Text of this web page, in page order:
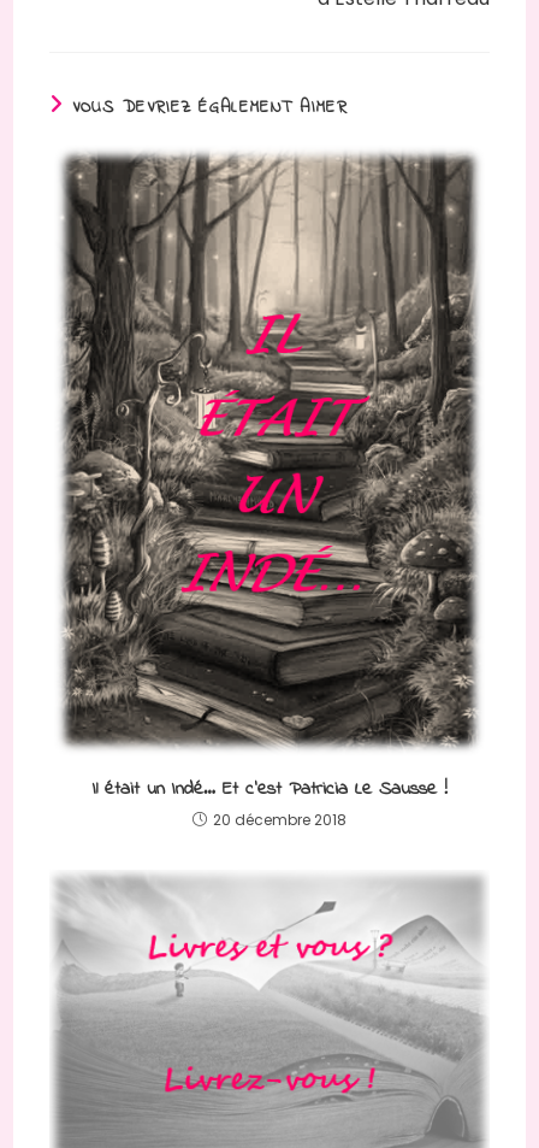
VOUS DEVRIEZ ÉGALEMENT AIMER
Il était un Indé… Et c’est Patricia Le Sausse !
20 décembre 2018